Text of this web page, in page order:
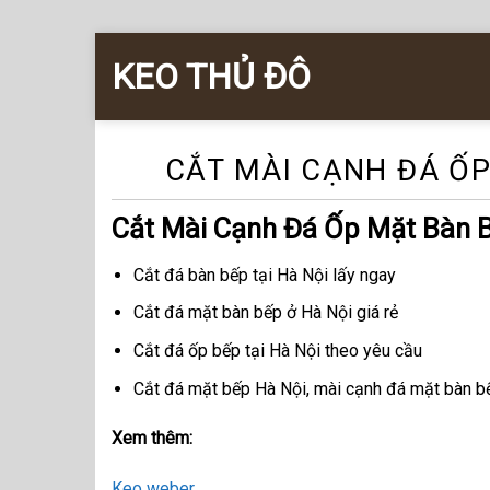
KEO THỦ ĐÔ
CẮT MÀI CẠNH ĐÁ
Cắt Mài Cạnh Đá Ốp Mặt Bàn
Cắt đá bàn bếp tại Hà Nội lấy ngay
Cắt đá mặt bàn bếp ở Hà Nội giá rẻ
Cắt đá ốp bếp tại Hà Nội theo yêu cầu
Cắt đá mặt bếp Hà Nội, mài cạnh đá mặt bàn
Xem thêm: